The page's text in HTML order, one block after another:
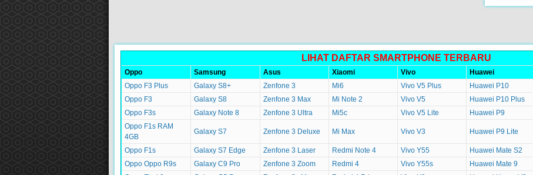
LIHAT DAFTAR SMARTPHONE TERBARU
Oppo Samsung Asus Xiaomi Vivo Huawei
Oppo F3 Plus
Galaxy S8+ Zenfone 3 Mi6 Vivo V5 Plus Huawei P10
Oppo F3
Galaxy S8 Zenfone 3 Max Mi Note 2 Vivo V5 Huawei P10 Plus
Oppo F3s
Galaxy Note 8 Zenfone 3 Ultra Mi5c Vivo V5 Lite Huawei P9
Oppo F1s RAM
4GB
Galaxy S7 Zenfone 3 Deluxe Mi Max Vivo V3 Huawei P9 Lite
Oppo F1s Galaxy S7 Edge Zenfone 3 Laser Redmi Note 4 Vivo Y55 Huawei Mate S2
Oppo Oppo R9s
Galaxy C9 Pro Zenfone 3 Zoom Redmi 4 Vivo Y55s Huawei Mate 9